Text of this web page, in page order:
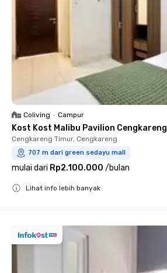
Coliving • Campur
Kost Kost Malibu Pavilion Cengkareng
Cengkareng Timur, Cengkareng
707 m dari green sedayu mall
mulai dari Rp2.100.000 /bulan
Lihat info lebih banyak